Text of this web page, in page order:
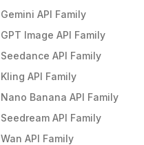
Gemini API Family
GPT Image API Family
Seedance API Family
Kling API Family
Nano Banana API Family
Seedream API Family
Wan API Family